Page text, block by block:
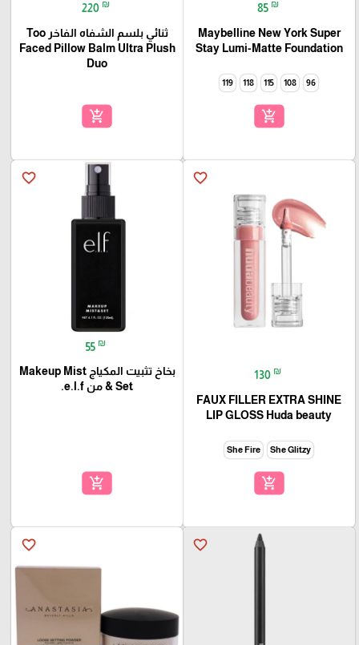
85 ₪
Maybelline New York Super
Stay Lumi-Matte Foundation
96
108
115
118
119
add_shopping_cart
220 ₪
ثنائي بلسم الشفاه الفاخر Too
Faced Pillow Balm Ultra Plush
Duo
add_shopping_cart
favorite_border
130 ₪
FAUX FILLER EXTRA SHINE
LIP GLOSS Huda beauty
She Glitzy
She Fire
add_shopping_cart
favorite_border
55 ₪
بخاخ تثبيت المكياج Makeup Mist
& Set من e.l.f.
add_shopping_cart
favorite_border
favorite_border